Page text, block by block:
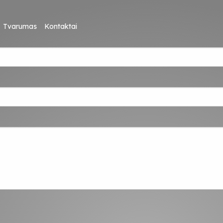
Tvarumas
Kontaktai